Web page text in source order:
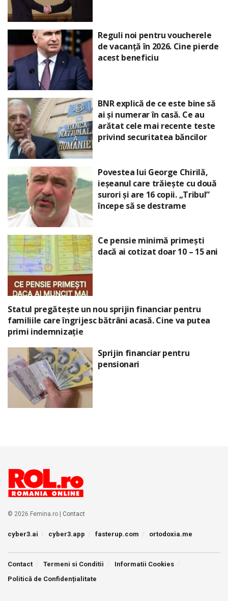
Reguli noi pentru voucherele
de vacanță în 2026. Cine pierde
acest beneficiu
BNR explică de ce este bine să
ai și numerar în casă. Ce au
arătat cele mai recente teste
privind securitatea băncilor
Povestea lui George Chirilă,
ieșeanul care trăiește cu două
surori și are 16 copii. „Tribul”
începe să se destrame
Ce pensie minimă primești
dacă ai cotizat doar 10 – 15 ani
Statul pregătește un nou sprijin financiar pentru
familiile care îngrijesc bătrâni acasă. Cine va putea
primi indemnizație
Sprijin financiar pentru
pensionari
© 2026 Femina.ro | Contact
cyber3.ai cyber3.app fasterup.com ortodoxia.me
Contact Termeni si Conditii
Informatii Cookies
Politică de Confidențialitate